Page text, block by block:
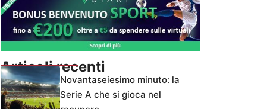
Articoli recenti
Novantaseiesimo minuto: la
Serie A che si gioca nel